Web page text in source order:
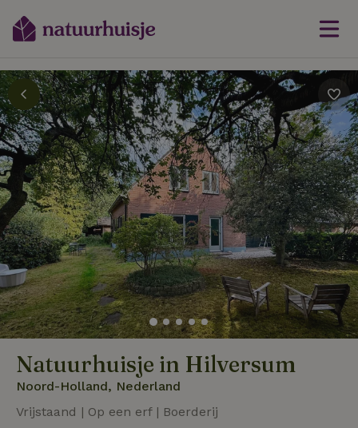
Natuurhuisje in Hilversum
Noord-Holland, Nederland
Vrijstaand | Op een erf | Boerderij